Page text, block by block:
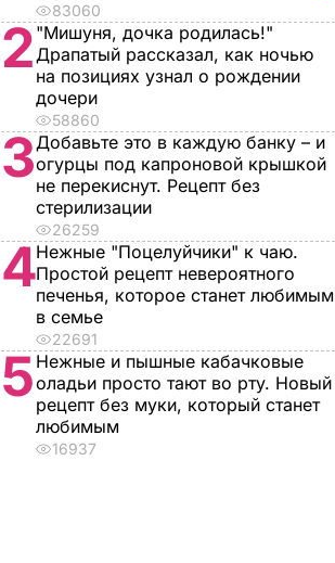
83060
2 "Мишуня, дочка родилась!"
Драпатый рассказал, как ночью
на позициях узнал о рождении
дочери
58860
3Добавьте это в каждую банку – и
огурцы под капроновой крышкой
не перекиснут. Рецепт без
стерилизации
26259
4Нежные "Поцелуйчики" к чаю.
Простой рецепт невероятного
печенья, которое станет любимым
в семье
22691
5 Нежные и пышные кабачковые
оладьи просто тают во рту. Новый
рецепт без муки, который станет
любимым
16937